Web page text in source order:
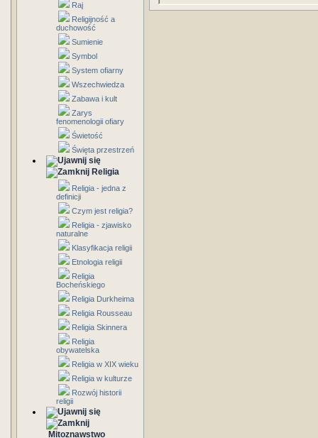
Raj
Religijność a
duchowość
Sumienie
Symbol
System ofiarny
Wszechwiedza
Zabawa i kult
Zarys
fenomenologii ofiary
Świetość
Święta przestrzeń
Religia
Religia - jedna z
definicji
Czym jest religia?
Religia - zjawisko
naturalne
Klasyfikacja religii
Etnologia religii
Religia
Bocheńskiego
Religia Durkheima
Religia Rousseau
Religia Skinnera
Religia
obywatelska
Religia w XIX wieku
Religia w kulturze
Rozwój historii
religii
Mitoznawstwo